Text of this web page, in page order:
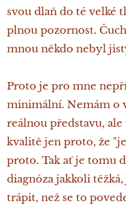
svou dlaň do té velké
plnou pozornost.
mnou někdo nebyl
Proto je pro mne
minimální. Nemám o
reálnou představu,
kvalitě jen proto, že
proto. Tak ať je tomu
diagnóza jakkoli
trápit, než se to